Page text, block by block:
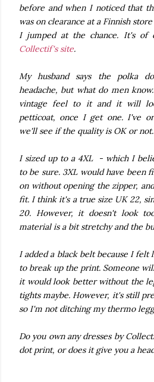
before and when I noticed that
was on clearance at a Finnish
I jumped at the chance. It's of
Collectif's site.
My husband says the polka
headache, but what do men
vintage feel to it and it will
petticoat, once I get one. I've
we'll see if the quality is OK or not.
I sized up to a 4XL - which I
to be sure. 3XL would have been
on without opening the zipper,
fit. I think it's a true size UK 22,
20. However, it doesn't look
material is a bit stretchy and the
I added a black belt because I
to break up the print. Someone
it would look better without the
tights maybe. However, it's still
so I'm not ditching my thermo
Do you own any dresses by
dot print, or does it give you a